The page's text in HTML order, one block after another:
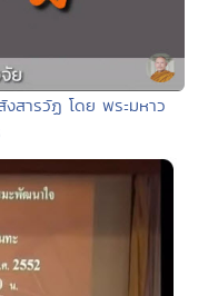
สารวัฏ โดย พระมหาว